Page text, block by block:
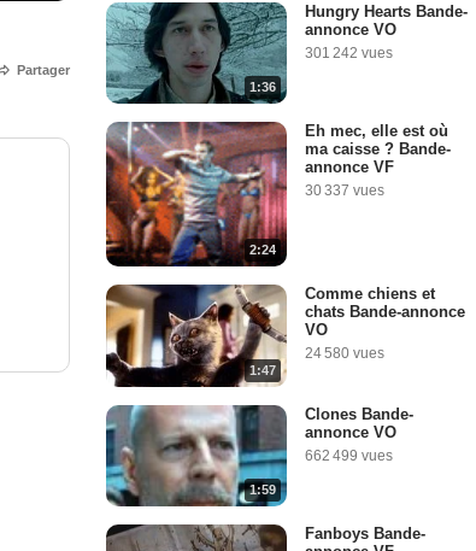
Partager
1:36
Hungry Hearts Bande-
annonce VO
301 242 vues
2:24
Eh mec, elle est où
ma caisse ? Bande-
annonce VF
30 337 vues
1:47
Comme chiens et
chats Bande-annonce
VO
24 580 vues
1:59
Clones Bande-
annonce VO
662 499 vues
Fanboys Bande-